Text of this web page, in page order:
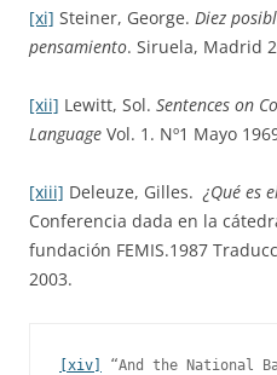
[xi] Steiner, George. Diez
pensamiento. Siruela, Madrid
[xii] Lewitt, Sol. Sentences on
Language Vol. 1. Nº1 Mayo
[xiii] Deleuze, Gilles. ¿Qué es
Conferencia dada en la
fundación FEMIS.1987
2003.
[xiv] “And the National